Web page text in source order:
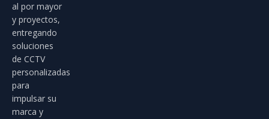
al por mayor
y proyectos,
entregando
soluciones
de CCTV
personalizadas
para
impulsar su
marca y